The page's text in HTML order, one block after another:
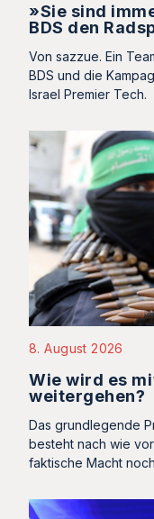
»Sie sind
BDS den
Von sazzue. Ein
BDS und die
Israel Premier Tech.
8. August 2026
Wie wird es
weitergehen?
Das grundlegende
besteht nach wie
faktische Macht